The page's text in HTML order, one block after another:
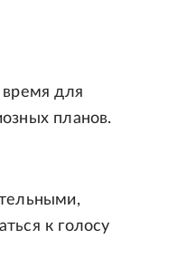
время для
планов.
к голосу